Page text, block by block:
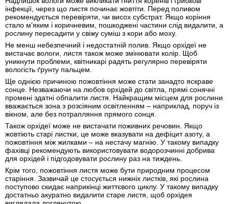
інфекції, через що листя починає жовтіти. Перед поливом
рекомендується перевіряти, чи висох субстрат. Якщо коріння
стало м'яким і коричневим, пошкоджені частини слід видалити, а
рослину пересадити у свіжу суміш з кори або моху.
Не менш небезпечний і недостатній полив. Якщо орхідеї не
вистачає вологи, листя також може змінювати колір. Щоб
уникнути проблеми, квітникарі радять регулярно перевіряти
вологість ґрунту пальцем.
Ще однією причиною пожовтіння може стати занадто яскраве
сонце. Незважаючи на любов орхідей до світла, прямі сонячні
промені здатні обпалити листя. Найкращим місцем для рослини
вважається зона з розсіяним освітленням – наприклад, поруч із
вікном, але без потрапляння прямого сонця.
Також орхідеї може не вистачати поживних речовин. Якщо
жовтіють старі листки, це може вказувати на дефіцит азоту, а
пожовтіння між жилками – на нестачу магнію. У такому випадку
фахівці рекомендують використовувати водорозчинні добрива
для орхідей і підгодовувати рослину раз на тиждень.
Крім того, пожовтіння листя може бути природним процесом
старіння. Зазвичай це стосується нижніх листків, які рослина
поступово скидає наприкінці життєвого циклу. У такому випадку
достатньо акуратно видалити старе листя, щоб орхідея